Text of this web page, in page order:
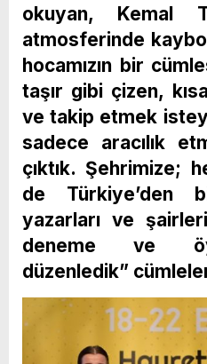
okuyan, Kemal
atmosferinde
hocamızın bir
taşır gibi çizen,
ve takip etmek
sadece aracılık
çıktık. Şehrimize;
de Türkiye’den
yazarları ve
deneme ve
düzenledik”